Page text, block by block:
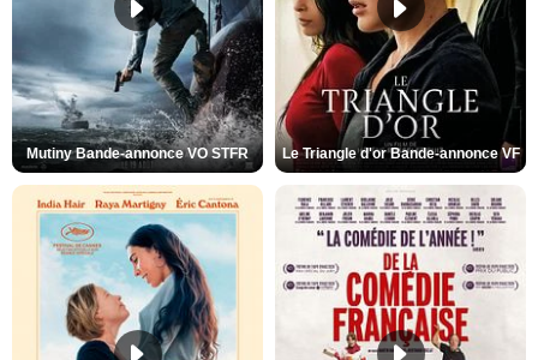
Mutiny Bande-annonce VO STFR Le Triangle d'or Bande-annonce VF